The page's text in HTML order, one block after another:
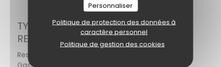
Personnaliser
Politique de protection des données à
caractère personnel
Politique de gestion des cookies
TYPE DE
RESTAURANT
Restaurant Semi-
Gastronomique